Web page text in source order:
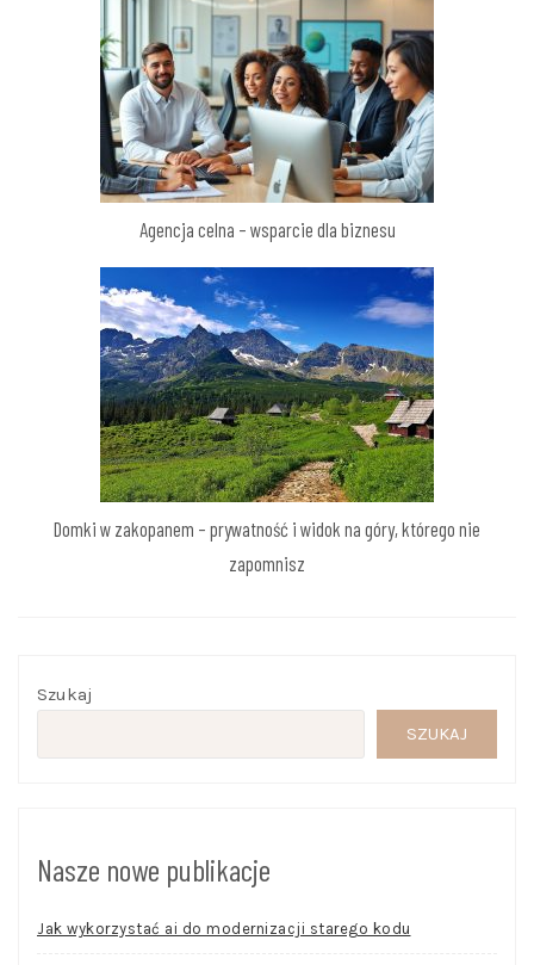
Agencja celna – wsparcie dla biznesu
Domki w zakopanem – prywatność i widok na góry, którego nie
zapomnisz
Szukaj
SZUKAJ
Nasze nowe publikacje
Jak wykorzystać ai do modernizacji starego kodu